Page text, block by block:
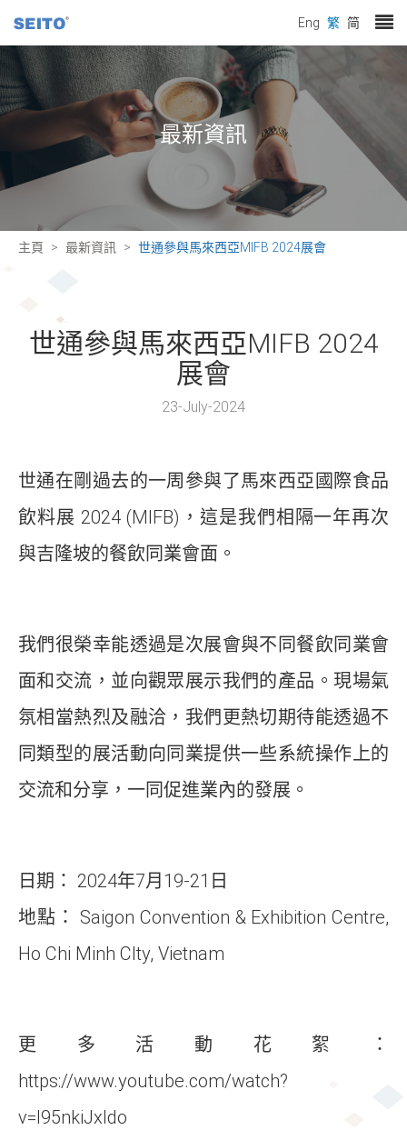
Eng 繁 简
最新資訊
主頁 最新資訊 世通參與馬來西亞MIFB 2024展會
世通參與馬來西亞MIFB 2024
展會
23-July-2024
世通在剛過去的一周參與了馬來西亞國際食品
飲料展 2024 (MIFB)，這是我們相隔一年再次
與吉隆坡的餐飲同業會面。
我們很榮幸能透過是次展會與不同餐飲同業會
面和交流，並向觀眾展示我們的產品。現場氣
氛相當熱烈及融洽，我們更熱切期待能透過不
同類型的展活動向同業提供一些系統操作上的
交流和分享，一同促進業內的發展。
日期： 2024年7月19-21日
地點： Saigon Convention & Exhibition Centre,
Ho Chi Minh CIty, Vietnam
更多活動花絮：
https://www.youtube.com/watch?
v=I95nkiJxldo